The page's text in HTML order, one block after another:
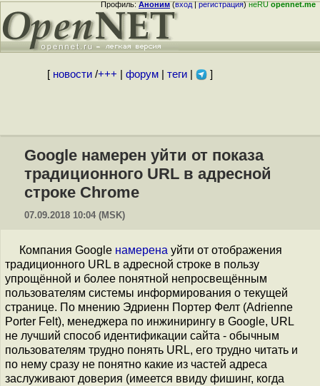
Профиль:Аноним(вход|регистрация)неRUopennet.me
[ новости/+++ форум| теги| ]
Google намерен уйти от показа
традиционного URL в адресной
строке Chrome
07.09.2018 10:04 (MSK)
Компания Google намерена уйти от отображения
традиционного URL в адресной строке в пользу
упрощённой и более понятной непросвещённым
пользователям системы информирования о текущей
странице. По мнению Эдриенн Портер Фелт (Adrienne
Porter Felt), менеджера по инжинирингу в Google, URL
не лучший способ идентификации сайта - обычным
пользователям трудно понять URL, его трудно читать и
по нему сразу не понятно какие из частей адреса
заслуживают доверия (имеется ввиду фишинг, когда